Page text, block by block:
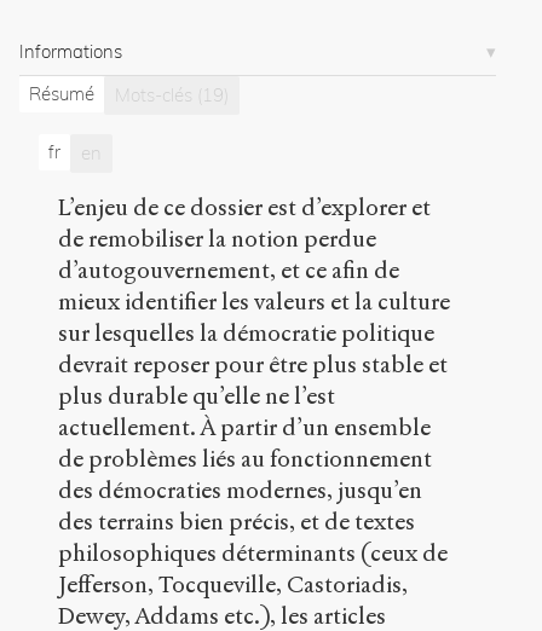
h
t
Informations
Résumé
Mots-clés (19)
fr en
L’enjeu de ce dossier est d’explorer et
de remobiliser la notion perdue
d’autogouvernement, et ce afin de
mieux identifier les valeurs et la culture
sur lesquelles la démocratie politique
devrait reposer pour être plus stable et
plus durable qu’elle ne l’est
actuellement. À partir d’un ensemble
de problèmes liés au fonctionnement
des démocraties modernes, jusqu’en
des terrains bien précis, et de textes
philosophiques déterminants (ceux de
Jefferson, Tocqueville, Castoriadis,
Dewey, Addams etc.), les articles